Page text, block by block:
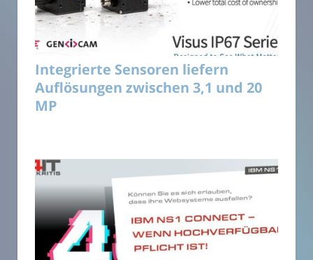
Integrierte Sensoren liefern
Auflösungen zwischen 3,1 und 20
MP